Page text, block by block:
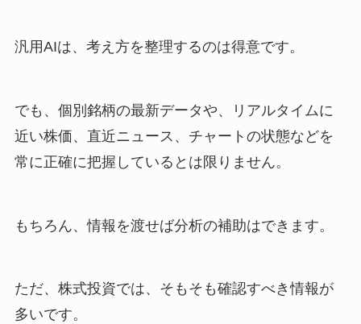
汎用AIは、考え方を整理するのは得意です。
でも、個別銘柄の最新データや、リアルタイムに
近い株価、直近ニュース、チャートの状態などを
常に正確に把握しているとは限りません。
もちろん、情報を渡せば分析の補助はできます。
ただ、株式投資では、そもそも確認すべき情報が
多いです。